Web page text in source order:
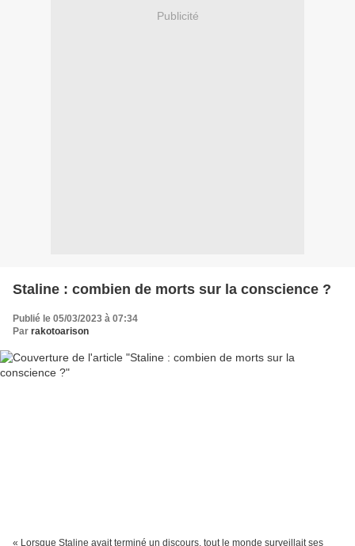
Publicité
Staline : combien de morts sur la conscience ?
Publié le 05/03/2023 à 07:34
Par rakotoarison
« Lorsque Staline avait terminé un discours, tout le monde surveillait ses